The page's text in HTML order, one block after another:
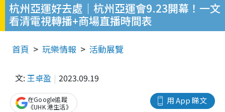
杭州亞運好去處｜杭州亞運會9.23開幕！一文
看清電視轉播+商場直播時間表
首頁 玩樂情報 活動展覽
文: 王卓盈 2023.09.19
用 App 睇文
在Google追蹤
《UHK 港生活》